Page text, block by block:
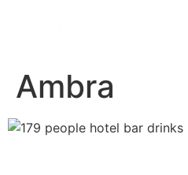
Ambra